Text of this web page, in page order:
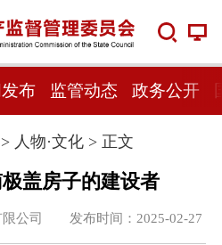
布 监管动态 政务公开
人物·文化> 正文
极盖房子的建设者
限公司 发布时间：2025-02-27